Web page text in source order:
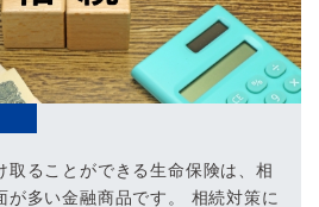
取ることができる生命保険は、相
が多い金融商品です。 相続対策に